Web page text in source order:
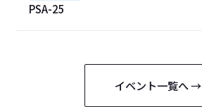
PSA-25
イベント一覧へ →